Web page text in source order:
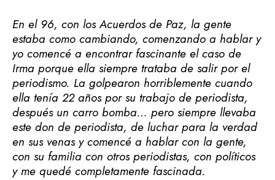
En el 96, con los Acuerdos de Paz, la gente
estaba como cambiando, comenzando a hablar y
yo comencé a encontrar fascinante el caso de
Irma porque ella siempre trataba de salir por el
periodismo. La golpearon horriblemente cuando
ella tenía 22 años por su trabajo de periodista,
después un carro bomba… pero siempre llevaba
este don de periodista, de luchar para la verdad
en sus venas y comencé a hablar con la gente,
con su familia con otros periodistas, con políticos
y me quedé completamente fascinada.